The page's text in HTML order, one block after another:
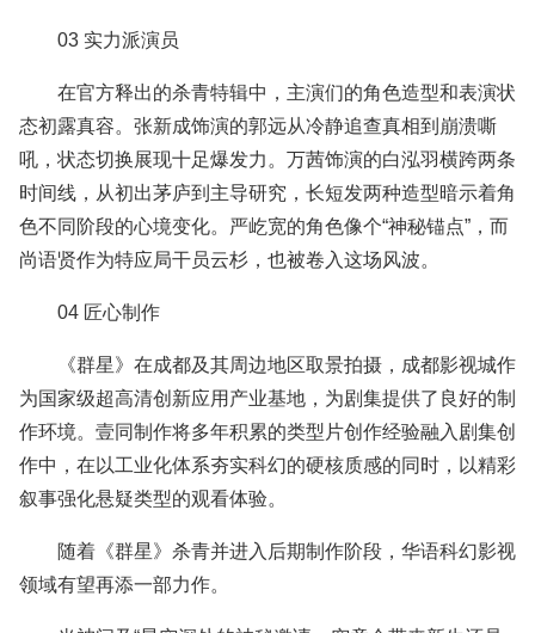
03 实力派演员
在官方释出的杀青特辑中，主演们的角色造型和表演状
态初露真容。张新成饰演的郭远从冷静追查真相到崩溃嘶
吼，状态切换展现十足爆发力。万茜饰演的白泓羽横跨两条
时间线，从初出茅庐到主导研究，长短发两种造型暗示着角
色不同阶段的心境变化。严屹宽的角色像个“神秘锚点”，而
尚语贤作为特应局干员云杉，也被卷入这场风波。
04 匠心制作
《群星》在成都及其周边地区取景拍摄，成都影视城作
为国家级超高清创新应用产业基地，为剧集提供了良好的制
作环境。壹同制作将多年积累的类型片创作经验融入剧集创
作中，在以工业化体系夯实科幻的硬核质感的同时，以精彩
叙事强化悬疑类型的观看体验。
随着《群星》杀青并进入后期制作阶段，华语科幻影视
领域有望再添一部力作。